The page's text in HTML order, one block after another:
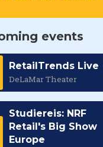
events
RetailTrends Live
DeLaMar Theater
Studiereis: NRF
Retail's Big Show
Europe